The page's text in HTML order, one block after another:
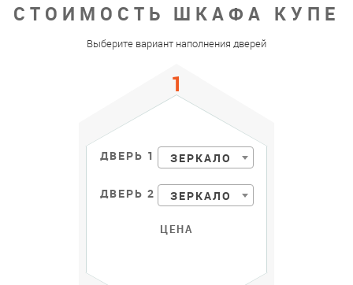
СТОИМОСТЬ ШКАФА КУПЕ
Выберите вариант наполнения дверей
ДВЕРЬ 1 ЗЕРКАЛО
ДВЕРЬ 2 ЗЕРКАЛО
ЦЕНА